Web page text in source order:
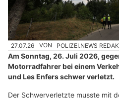
27.07.26 VON POLIZEI.NEWS
Am Sonntag, 26. Juli 2026,
Motorradfahrer bei einem
und Les Enfers schwer verletzt.
Der Schwerverletzte musste mit